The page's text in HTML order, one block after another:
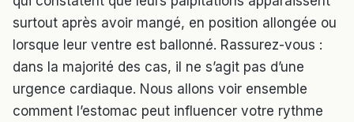
surtout après avoir mangé, en position allongée ou
lorsque leur ventre est ballonné. Rassurez-vous :
dans la majorité des cas, il ne s’agit pas d’une
urgence cardiaque. Nous allons voir ensemble
comment l’estomac peut influencer votre rythme